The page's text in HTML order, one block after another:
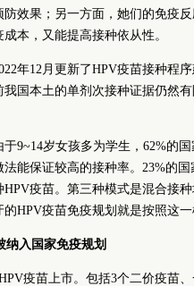
效果；另一方面，她们的免疫
本，又能提高接种依从性。
年12月更新了HPV疫苗接种程
国本土的单剂次接种证据仍然
9~14岁女孩多为学生，62%的
能保证较高的接种率。23%的
HPV疫苗。第三种模式是混合
HPV疫苗免疫规划就是按照这一
纳入国家免疫规划
疫苗上市。包括3个二价疫苗